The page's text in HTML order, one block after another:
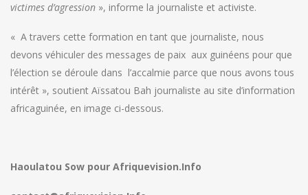
victimes d’agression », informe la journaliste et activiste.
« A travers cette formation en tant que journaliste, nous
devons véhiculer des messages de paix aux guinéens pour que
l’élection se déroule dans l’accalmie parce que nous avons tous
intérêt », soutient Aïssatou Bah journaliste au site d’information
africaguinée, en image ci-dessous.
Haoulatou Sow pour Afriquevision.Info